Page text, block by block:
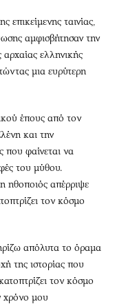
ταινίας,
αμφισβήτησαν την
ελληνικής
μια ευρύτερη
έπους από τον
και την
που φαίνεται να
του μύθου.
ηθοποιός απέρριψε
τον κόσμο
απόλυτα το όραμα
της ιστορίας που
τον κόσμο
χρόνο μου